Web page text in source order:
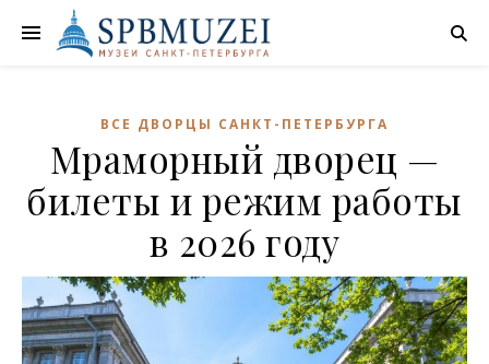
ВСЕ ДВОРЦЫ САНКТ-ПЕТЕРБУРГА
Мраморный дворец —
билеты и режим работы
в 2026 году